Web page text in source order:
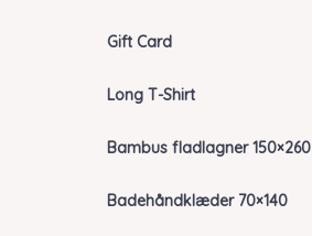
Gift Card
Long T-Shirt
Bambus fladlagner 150×260
Badehåndklæder 70×140